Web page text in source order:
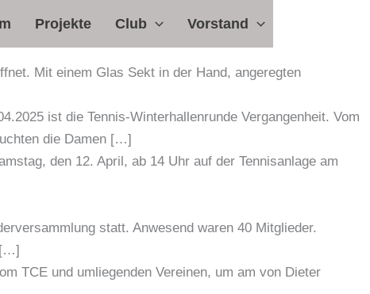
Projekte Club Vorstand
Mit einem Glas Sekt in der Hand, angeregten
ist die Tennis-Winterhallenrunde Vergangenheit. Vom
die Damen […]
den 12. April, ab 14 Uhr auf der Tennisanlage am
statt. Anwesend waren 40 Mitglieder.
[…]
TCE und umliegenden Vereinen, um am von Dieter